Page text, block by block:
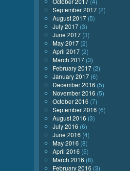
September 2017 (2)
August 2017 (5)
July 2017 (3)
June 2017 (3)
May 2017 (2)
April 2017 (2)
March 2017 (3)
February 2017 (2)
January 2017 (6)
December 2016 (5)
November 2016 (5)
October 2016 (7)
September 2016 (6)
August 2016 (3)
July 2016 (6)
June 2016 (4)
May 2016 (8)
April 2016 (5)
March 2016 (8)
February 2016 (3)